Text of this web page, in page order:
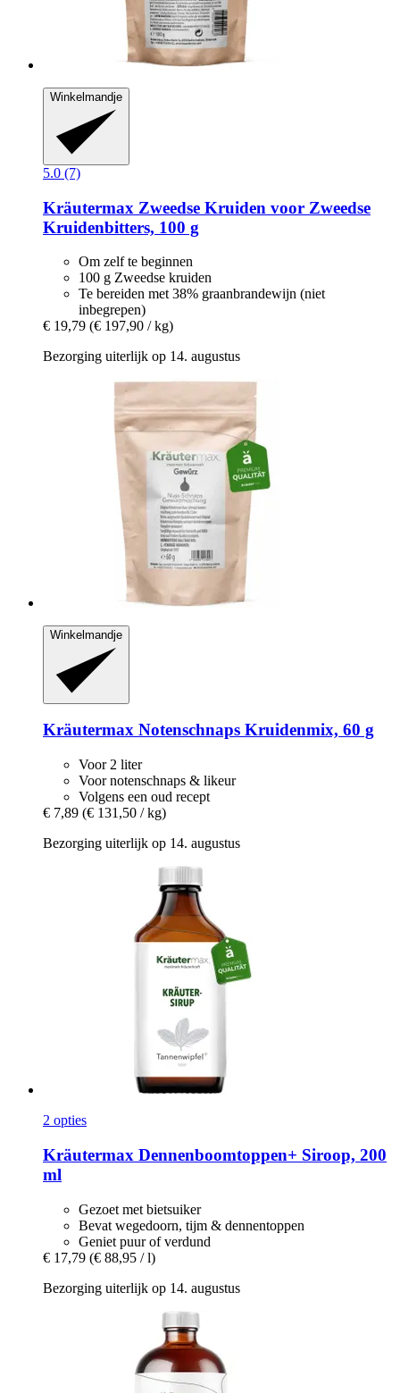
Winkelmandje
5.0 (7)
Kräutermax Zweedse Kruiden voor Zweedse
Kruidenbitters, 100 g
Om zelf te beginnen
100 g Zweedse kruiden
Te bereiden met 38% graanbrandewijn (niet
inbegrepen)
€ 19,79 (€ 197,90 / kg)
Bezorging uiterlijk op 14. augustus
Winkelmandje
Kräutermax Notenschnaps Kruidenmix, 60 g
Voor 2 liter
Voor notenschnaps & likeur
Volgens een oud recept
€ 7,89 (€ 131,50 / kg)
Bezorging uiterlijk op 14. augustus
2 opties
Kräutermax Dennenboomtoppen+ Siroop, 200
ml
Gezoet met bietsuiker
Bevat wegedoorn, tijm & dennentoppen
Geniet puur of verdund
€ 17,79 (€ 88,95 / l)
Bezorging uiterlijk op 14. augustus